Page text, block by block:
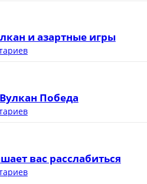
и азартные игры
Победа
вас расслабиться